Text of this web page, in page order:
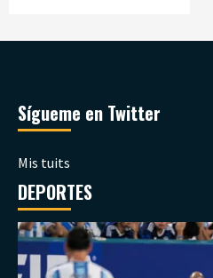
Sígueme en Twitter
Mis tuits
DEPORTES